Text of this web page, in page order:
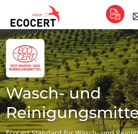
UNSERE SERVICES
Zertifizierung
Global
Global (Englisch)
Global (Französisch)
Global (Spanisch)
Afrika
Wasch- und